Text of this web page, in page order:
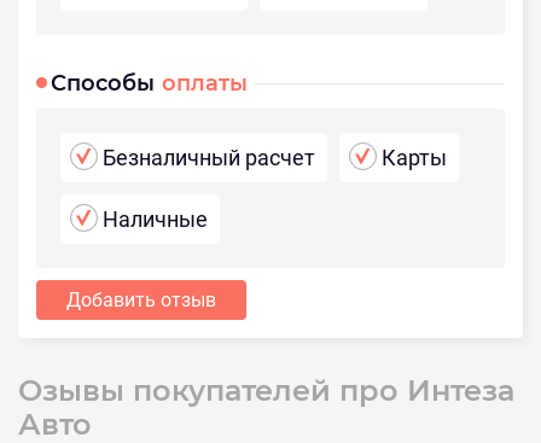
Способы оплаты
Безналичный расчет Карты
Наличные
Добавить отзыв
Озывы покупателей про Интеза
Авто